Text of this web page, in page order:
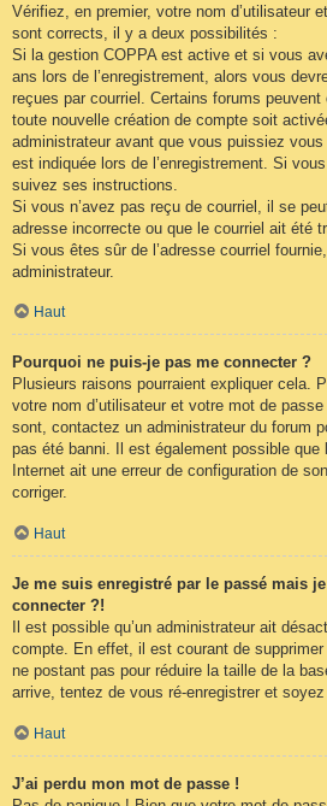
Vérifiez, en premier, votre nom d’utilisateur
sont corrects, il y a deux possibilités :
Si la gestion COPPA est active et si vous
ans lors de l’enregistrement, alors vous
reçues par courriel. Certains forums
toute nouvelle création de compte soit
administrateur avant que vous puissiez
est indiquée lors de l’enregistrement. Si
suivez ses instructions.
Si vous n’avez pas reçu de courriel, il se
adresse incorrecte ou que le courriel ait été
Si vous êtes sûr de l’adresse courriel
administrateur.
Haut
Pourquoi ne puis-je pas me connecter ?
Plusieurs raisons pourraient expliquer cela.
votre nom d’utilisateur et votre mot de
sont, contactez un administrateur du forum
pas été banni. Il est également possible que
Internet ait une erreur de configuration de
corriger.
Haut
Je me suis enregistré par le passé mais
connecter ?!
Il est possible qu’un administrateur ait
compte. En effet, il est courant de
ne postant pas pour réduire la taille de la
arrive, tentez de vous ré-enregistrer et
Haut
J’ai perdu mon mot de passe !